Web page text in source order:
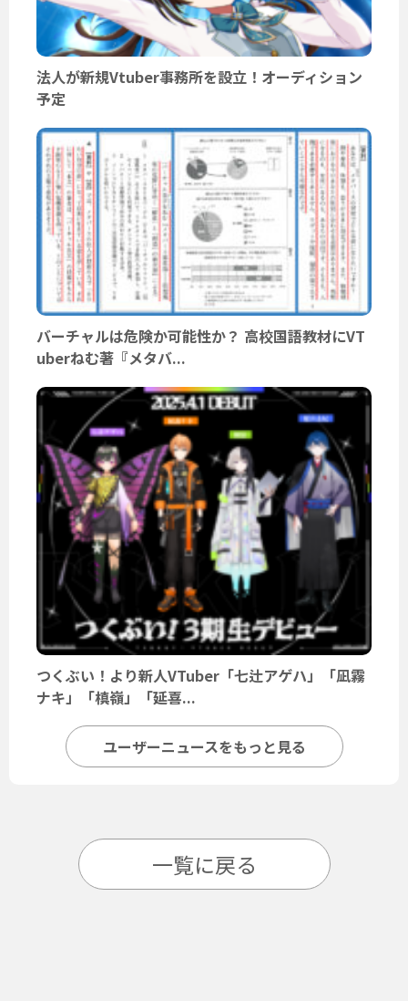
法人が新規Vtuber事務所を設立！オーディション
予定
バーチャルは危険か可能性か？ 高校国語教材にVT
uberねむ著『メタバ...
つくぶい！より新人VTuber「七辻アゲハ」「凪霧
ナキ」「槙嶺」「延喜...
ユーザーニュースをもっと見る
一覧に戻る